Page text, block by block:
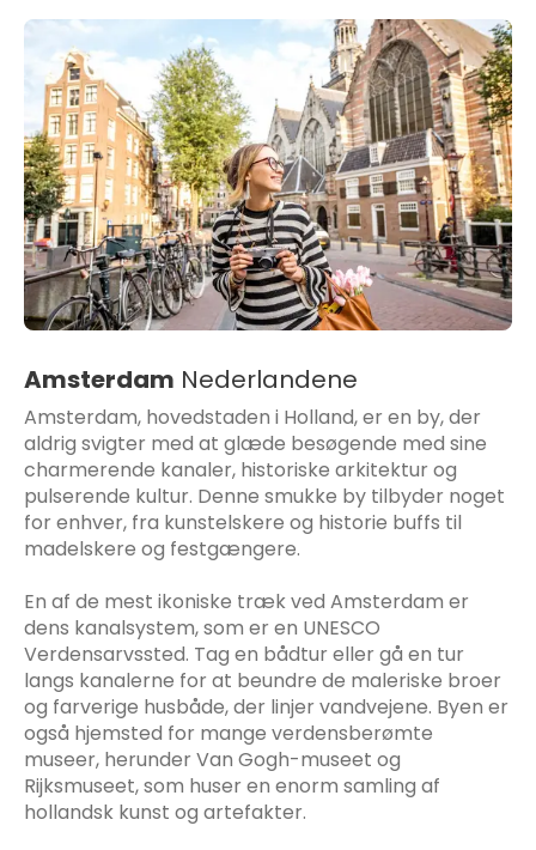
Amsterdam Nederlandene
Amsterdam, hovedstaden i Holland, er en by, der
aldrig svigter med at glæde besøgende med sine
charmerende kanaler, historiske arkitektur og
pulserende kultur. Denne smukke by tilbyder noget
for enhver, fra kunstelskere og historie buffs til
madelskere og festgængere.
En af de mest ikoniske træk ved Amsterdam er
dens kanalsystem, som er en UNESCO
Verdensarvssted. Tag en bådtur eller gå en tur
langs kanalerne for at beundre de maleriske broer
og farverige husbåde, der linjer vandvejene. Byen er
også hjemsted for mange verdensberømte
museer, herunder Van Gogh-museet og
Rijksmuseet, som huser en enorm samling af
hollandsk kunst og artefakter.